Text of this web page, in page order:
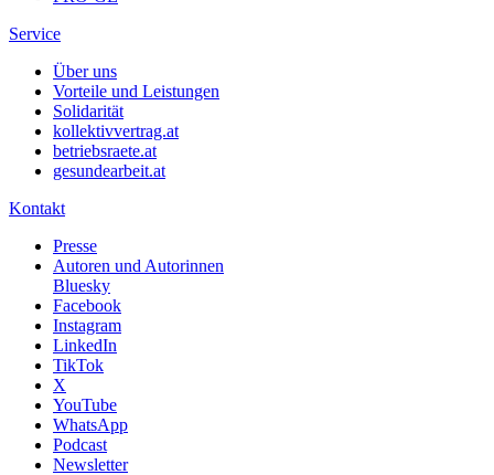
Service
Über uns
Vorteile und Leistungen
Solidarität
kollektivvertrag.at
betriebsraete.at
gesundearbeit.at
Kontakt
Presse
Autoren und Autorinnen
Bluesky
Facebook
Instagram
LinkedIn
TikTok
X
YouTube
WhatsApp
Podcast
Newsletter